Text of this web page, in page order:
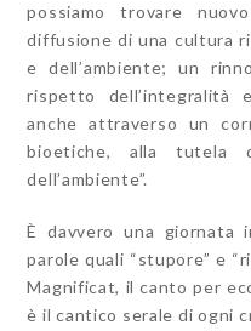
possiamo trovare
diffusione di una cultura
e dell’ambiente; un
rispetto dell’integralità
anche attraverso un
bioetiche, alla
dell’ambiente”.
È davvero una giornata
parole quali “stupore” e
Magnificat, il canto per
è il cantico serale di ogni